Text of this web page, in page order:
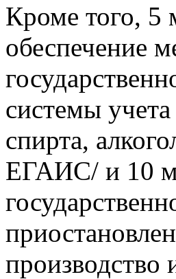
Кроме того, 5
обеспечение
системы
спирта,
ЕГАИС/ и 10
производство